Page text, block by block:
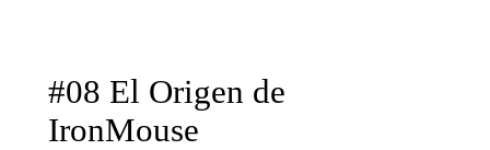
#08 El Origen de
IronMouse